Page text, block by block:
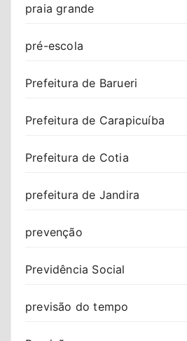
praia grande
pré-escola
Prefeitura de Barueri
Prefeitura de Carapicuíba
Prefeitura de Cotia
prefeitura de Jandira
prevenção
Previdência Social
previsão do tempo